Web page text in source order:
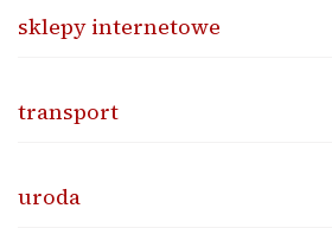
sklepy internetowe
transport
uroda